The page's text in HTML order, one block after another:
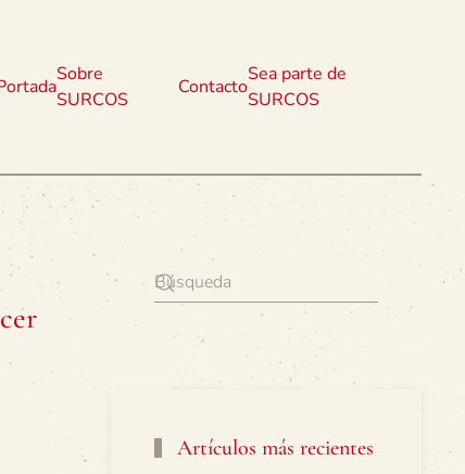
Sobre
SURCOS
Contacto
Sea parte de
SURCOS
Artículos más recientes